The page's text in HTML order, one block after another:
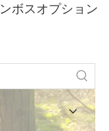
ボスオプション